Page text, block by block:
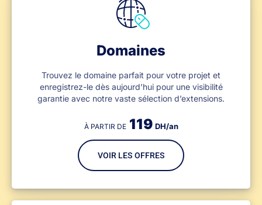
Domaines
Trouvez le domaine parfait pour votre projet et
enregistrez-le dès aujourd’hui pour une visibilité
garantie avec notre vaste sélection d’extensions.
À PARTIR DE 119 DH/an
VOIR LES OFFRES